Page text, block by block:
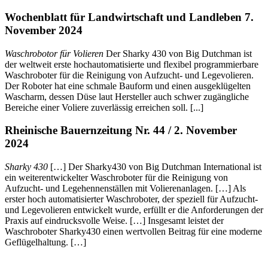
Wochenblatt für Landwirtschaft und Landleben 7.
November 2024
Waschrobotor für Volieren Der Sharky 430 von Big Dutchman ist
der weltweit erste hochautomatisierte und flexibel programmierbare
Waschroboter für die Reinigung von Aufzucht- und Legevolieren.
Der Roboter hat eine schmale Bauform und einen ausgeklügelten
Wascharm, dessen Düse laut Hersteller auch schwer zugängliche
Bereiche einer Voliere zuverlässig erreichen soll. [...]
Rheinische Bauernzeitung Nr. 44 / 2. November
2024
Sharky 430 […] Der Sharky430 von Big Dutchman International ist
ein weiterentwickelter Waschroboter für die Reinigung von
Aufzucht- und Legehennenställen mit Volierenanlagen. […] Als
erster hoch automatisierter Waschroboter, der speziell für Aufzucht-
und Legevolieren entwickelt wurde, erfüllt er die Anforderungen der
Praxis auf eindrucksvolle Weise. […] Insgesamt leistet der
Waschroboter Sharky430 einen wertvollen Beitrag für eine moderne
Geflügelhaltung. […]